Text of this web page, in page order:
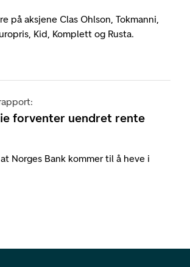
på aksjene Clas Ohlson, Tokmanni,
Kid, Komplett og Rusta.
forventer uendret rente
Norges Bank kommer til å heve i